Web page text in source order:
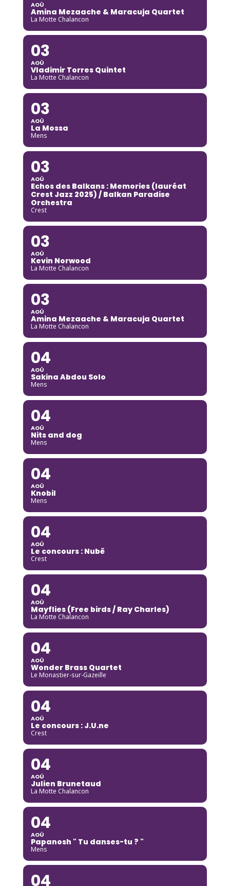
AOÛ
Amina Mezaache & Maracuja Quartet
La Motte Chalancon
03
AOÛ
Vladimir Torres Quintet
La Motte Chalancon
03
AOÛ
La Mossa
Mens
03
AOÛ
Echos des Balkans : Memories (lauréat
Crest Jazz 2025) / Balkan Paradise
Orchestra
Crest
03
AOÛ
Kevin Norwood
La Motte Chalancon
03
AOÛ
Amina Mezaache & Maracuja Quartet
La Motte Chalancon
04
AOÛ
Sakina Abdou Solo
Mens
04
AOÛ
Nits and dog
Mens
04
AOÛ
Knobil
Mens
04
AOÛ
Le concours : Nubë
Crest
04
AOÛ
Mayflies (Free birds / Ray Charles)
La Motte Chalancon
04
AOÛ
Wonder Brass Quartet
Le Monastier-sur-Gazeille
04
AOÛ
Le concours : J.U.ne
Crest
04
AOÛ
Julien Brunetaud
La Motte Chalancon
04
AOÛ
Papanosh " Tu danses-tu ? "
Mens
04